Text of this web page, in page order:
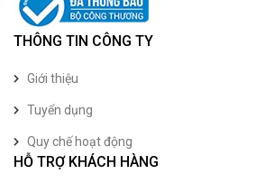
THÔNG TIN CÔNG TY
Giới thiệu
Tuyển dụng
Quy chế hoạt động
HỖ TRỢ KHÁCH HÀNG